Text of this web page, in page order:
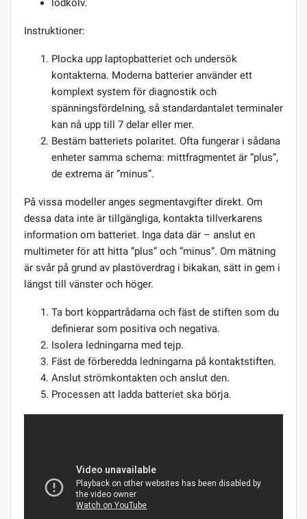
lödkolv.
Instruktioner:
Plocka upp laptopbatteriet och undersök
kontakterna. Moderna batterier använder ett
komplext system för diagnostik och
spänningsfördelning, så standardantalet terminaler
kan nå upp till 7 delar eller mer.
Bestäm batteriets polaritet. Ofta fungerar i sådana
enheter samma schema: mittfragmentet är ”plus”,
de extrema är ”minus”.
På vissa modeller anges segmentavgifter direkt. Om
dessa data inte är tillgängliga, kontakta tillverkarens
information om batteriet. Inga data där – anslut en
multimeter för att hitta ”plus” och ”minus”. Om mätning
är svår på grund av plastöverdrag i bikakan, sätt in gem i
längst till vänster och höger.
Ta bort koppartrådarna och fäst de stiften som du
definierar som positiva och negativa.
Isolera ledningarna med tejp.
Fäst de förberedda ledningarna på kontaktstiften.
Anslut strömkontakten och anslut den.
Processen att ladda batteriet ska börja.